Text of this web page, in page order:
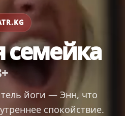
семейка
йоги — Энн, что
спокойствие.